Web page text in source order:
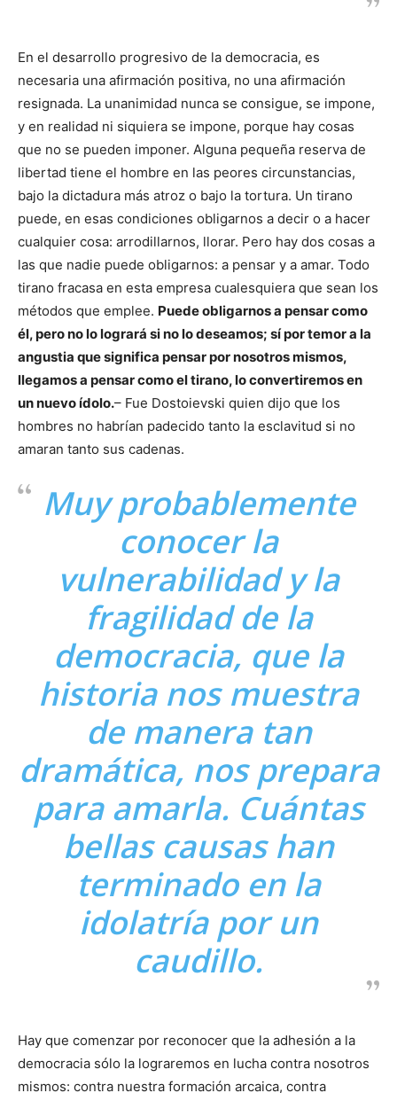
En el desarrollo progresivo de la democracia, es
necesaria una afirmación positiva, no una afirmación
resignada. La unanimidad nunca se consigue, se impone,
y en realidad ni siquiera se impone, porque hay cosas
que no se pueden imponer. Alguna pequeña reserva de
libertad tiene el hombre en las peores circunstancias,
bajo la dictadura más atroz o bajo la tortura. Un tirano
puede, en esas condiciones obligarnos a decir o a hacer
cualquier cosa: arrodillarnos, llorar. Pero hay dos cosas a
las que nadie puede obligarnos: a pensar y a amar. Todo
tirano fracasa en esta empresa cualesquiera que sean los
métodos que emplee. Puede obligarnos a pensar como
él, pero no lo logrará si no lo deseamos; sí por temor a la
angustia que significa pensar por nosotros mismos,
llegamos a pensar como el tirano, lo convertiremos en
un nuevo ídolo.– Fue Dostoievski quien dijo que los
hombres no habrían padecido tanto la esclavitud si no
amaran tanto sus cadenas.
Muy probablemente
conocer la
vulnerabilidad y la
fragilidad de la
democracia, que la
historia nos muestra
de manera tan
dramática, nos prepara
para amarla. Cuántas
bellas causas han
terminado en la
idolatría por un
caudillo.
Hay que comenzar por reconocer que la adhesión a la
democracia sólo la lograremos en lucha contra nosotros
mismos: contra nuestra formación arcaica, contra